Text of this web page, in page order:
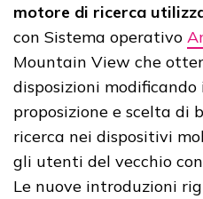
motore di ricerca
con Sistema operativo
Mountain View che
disposizioni modificando
proposizione e scelta di
ricerca nei dispositivi
gli utenti del vecchio
Le nuove introduzioni